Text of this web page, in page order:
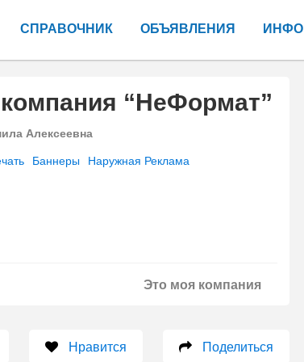
СПРАВОЧНИК ОБЪЯВЛЕНИЯ ИНФО
“НеФормат”
Алексеевна
Баннеры Наружная Реклама
Это моя компания
Нравится Поделиться